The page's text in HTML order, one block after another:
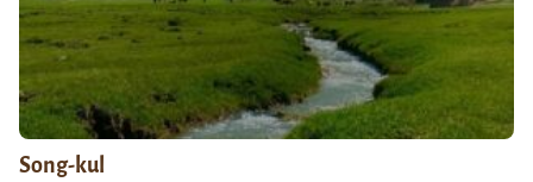
Song-kul